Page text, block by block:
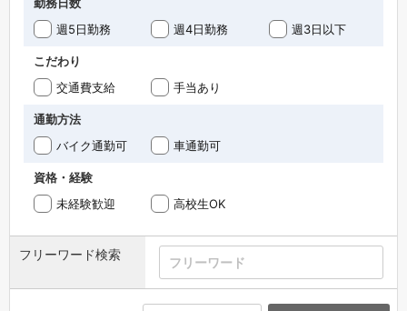
週5日勤務
週4日勤務 週3日以下
こだわり
交通費支給
手当あり
通勤方法
バイク通勤可
車通勤可
資格・経験
未経験歓迎
高校生OK
フリーワード検索